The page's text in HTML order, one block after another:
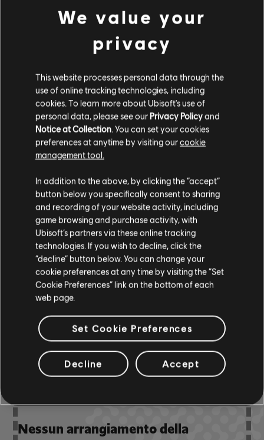
Libreria brani Artisti A-Z
Songs for a Dead Pilot
Will the Night
ARRANGIAMENTI
VERIFICATI
Strumento / Tipo di arr. Verificati
Accordi
Bass Chart
ARRANGIAMENTI
DELLA COMMUNITY
Nessun arrangiamento della
We value your
privacy
This website processes personal data through the
use of online tracking technologies, including
cookies. To learn more about Ubisoft's use of
personal data, please see our Privacy Policyand
Notice at Collection. You can set your cookies
preferences at anytime by visiting ourcookie
management tool.
In addition to the above, by clicking the “accept”
button below you specifically consent to sharing
and recording of your website activity, including
game browsing and purchase activity, with
Ubisoft’s partners via these online tracking
technologies. If you wish to decline, click the
“decline” button below. You can change your
cookie preferences at any time by visiting the “Set
Cookie Preferences” link on the bottom of each
web page.
Set Cookie Preferences
Decline Accept